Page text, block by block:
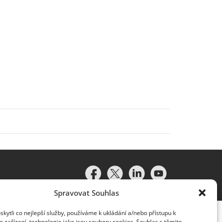
Spravovat Souhlas
co nejlepší služby, používáme k ukládání a/nebo přístupu k